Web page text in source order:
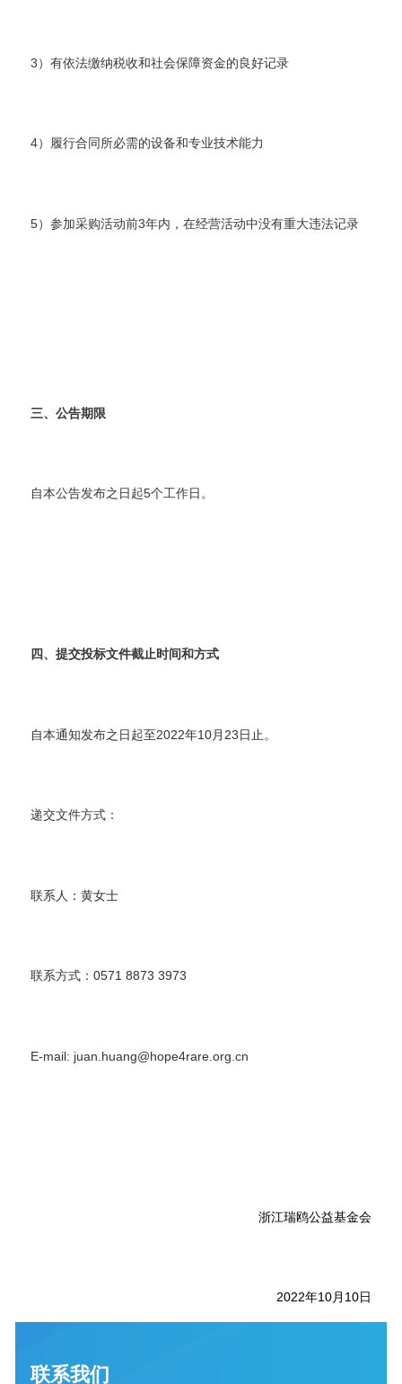
3）有依法缴纳税收和社会保障资金的良好记录
4）履行合同所必需的设备和专业技术能力
5）参加采购活动前3年内，在经营活动中没有重大违法记录
三、公告期限
自本公告发布之日起5个工作日。
四、提交投标文件截止时间和方式
自本通知发布之日起至2022年10月23日止。
递交文件方式：
联系人：黄女士
联系方式：0571 8873 3973
E-mail: juan.huang@hope4rare.org.cn
浙江瑞鸥公益基金会
2022年10月10日
联系我们